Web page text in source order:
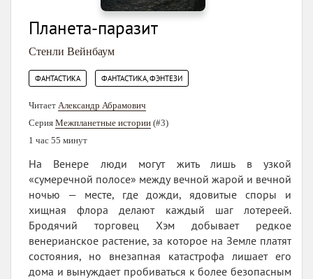
Планета-паразит
Стенли Вейнбаум
ФАНТАСТИКА ФАНТАСТИКА, ФЭНТЕЗИ
Читает Александр Абрамович
Серия Межпланетные истории (#3)
1 час 55 минут
На Венере люди могут жить лишь в узкой
«сумеречной полосе» между вечной жарой и вечной
ночью — месте, где дожди, ядовитые споры и
хищная флора делают каждый шаг лотереей.
Бродячий торговец Хэм добывает редкое
венерианское растение, за которое на Земле платят
состояния, но внезапная катастрофа лишает его
дома и вынуждает пробиваться к более безопасным